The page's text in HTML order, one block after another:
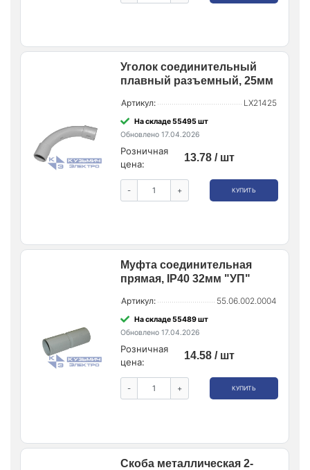
Уголок соединительный
плавный разъемный, 25мм
Артикул: LX21425
На складе 55495 шт
Обновлено 17.04.2026
Розничная
цена:
13.78 / шт
- + КУПИТЬ
Муфта соединительная
прямая, IP40 32мм "УП"
Артикул: 55.06.002.0004
На складе 55489 шт
Обновлено 17.04.2026
Розничная
цена:
14.58 / шт
- + КУПИТЬ
Скоба металлическая 2-